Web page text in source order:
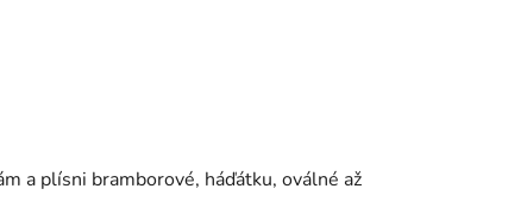
a plísni bramborové, háďátku, oválné až